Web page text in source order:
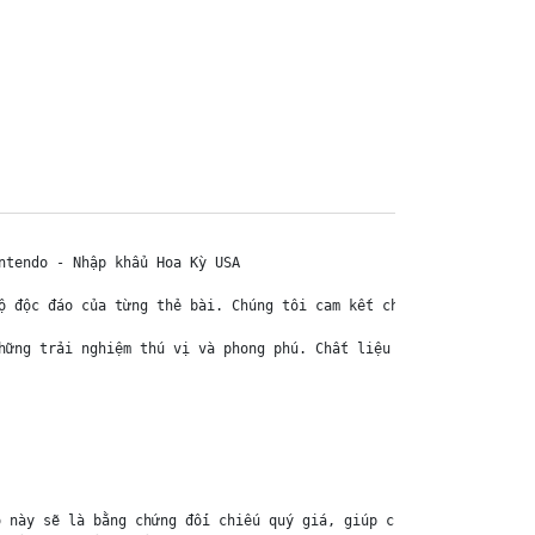
- Nhập khẩu Hoa Kỳ USA
độc đáo của từng thẻ bài. Chúng tôi cam kết chỉ bán hàng
trải nghiệm thú vị và phong phú. Chất liệu chính của thẻ
sẽ là bằng chứng đối chiếu quý giá, giúp chúng tôi nhanh